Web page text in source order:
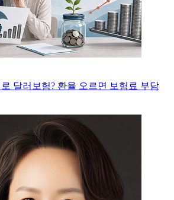
달러보험? 환율 오르면 보험료 부담